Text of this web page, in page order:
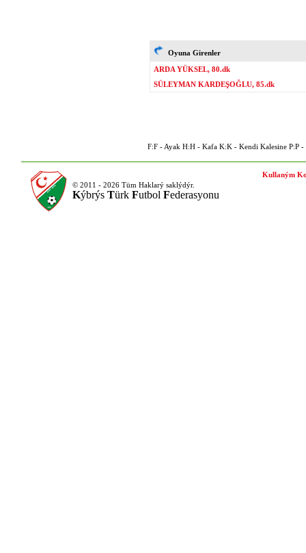
Oyuna Girenler
ARDA YÜKSEL, 80.dk
SÜLEYMAN KARDEŞOĞLU, 85.dk
F:F - Ayak H:H - Kafa K:K - Kendi Kalesine P:P -
© 2011 - 2026 Tüm Haklarý saklýdýr.
Kýbrýs Türk Futbol Federasyonu
Kullaným